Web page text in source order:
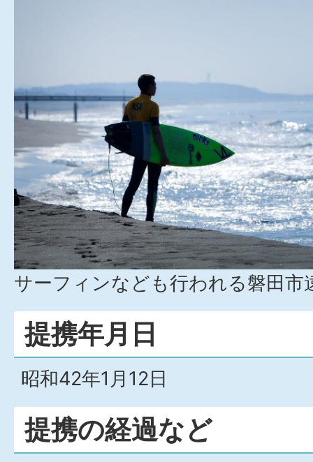
サーフィンなども行われる磐田市
提携年月日
昭和42年1月12日
提携の経過など